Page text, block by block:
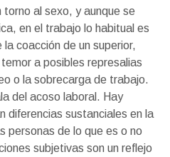
torno al sexo, y aunque se
en el trabajo lo habitual es
coacción de un superior,
a posibles represalias
o la sobrecarga de trabajo.
del acoso laboral. Hay
diferencias sustanciales en la
personas de lo que es o no
subjetivas son un reflejo